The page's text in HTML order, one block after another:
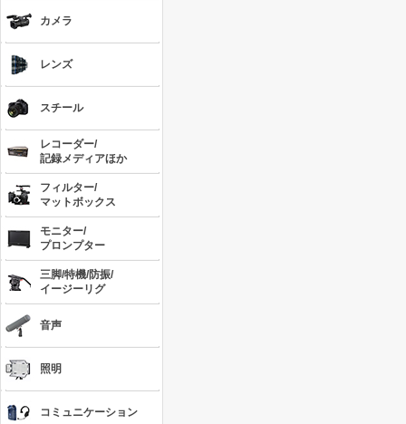
カメラ
レンズ
スチール
レコーダー/
記録メディアほか
フィルター/
マットボックス
モニター/
プロンプター
三脚/特機/防振/
イージーリグ
音声
照明
コミュニケーション